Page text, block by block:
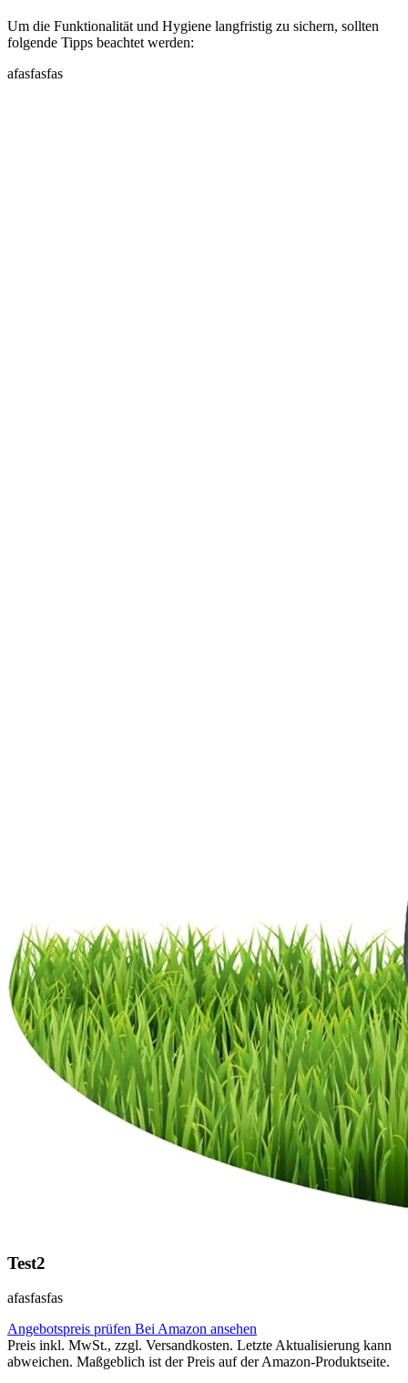
Um die Funktionalität und Hygiene langfristig zu sichern, sollten
folgende Tipps beachtet werden:
afasfasfas
Test2
afasfasfas
Angebotspreis prüfen Bei Amazon ansehen
Preis inkl. MwSt., zzgl. Versandkosten. Letzte Aktualisierung kann
abweichen. Maßgeblich ist der Preis auf der Amazon-Produktseite.